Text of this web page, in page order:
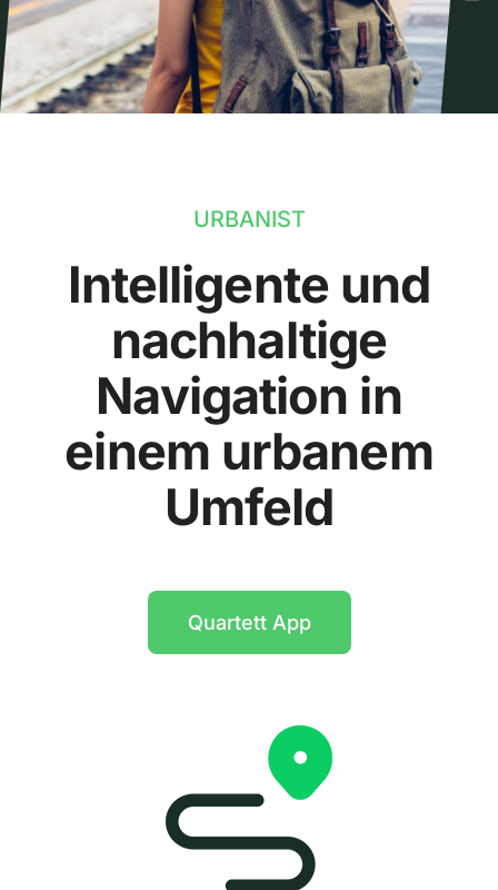
URBANIST
Intelligente und
nachhaltige
Navigation in
einem urbanem
Umfeld
Quartett App